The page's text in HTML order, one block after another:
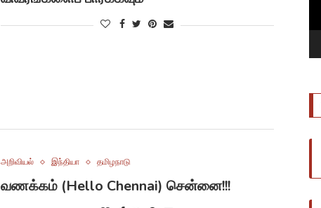
அறிவியல் இந்தியா தமிழநாடு
வணக்கம் (Hello Chennai) சென்னை!!!